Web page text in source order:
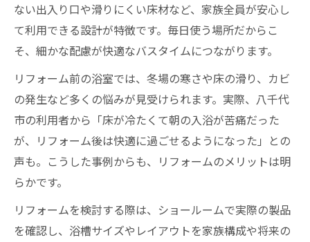
ない出入り口や滑りにくい床材など、家族全員が安心し
て利用できる設計が特徴です。毎日使う場所だからこ
そ、細かな配慮が快適なバスタイムにつながります。
リフォーム前の浴室では、冬場の寒さや床の滑り、カビ
の発生など多くの悩みが見受けられます。実際、八千代
市の利用者から「床が冷たくて朝の入浴が苦痛だった
が、リフォーム後は快適に過ごせるようになった」との
声も。こうした事例からも、リフォームのメリットは明
らかです。
リフォームを検討する際は、ショールームで実際の製品
を確認し、浴槽サイズやレイアウトを家族構成や将来の